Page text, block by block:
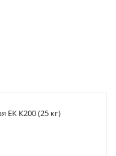
ЕК К200 (25 кг)